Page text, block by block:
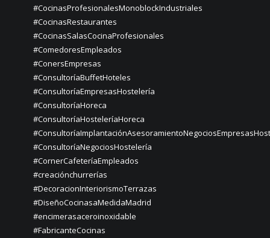
#CocinasProfesionalesMonoblockIndustriales
#CocinasRestaurantes
#CocinasSalasCocinaProfesionales
#ComedoresEmpleados
#ConersEmpresas
#ConsultoríaBuffetHoteles
#ConsultoríaEmpresasHostelería
#ConsultoríaHoreca
#ConsultoríaHosteleríaHoreca
#ConsultoríaNegociosHostelería
#CornerCafeteríaEmpleados
#creaciónchurrerías
#DecoracionInteriorismoTerrazas
#DiseñoCocinasaMedidaMadrid
#encimerasaceroinoxidable
#FabricanteCocinas